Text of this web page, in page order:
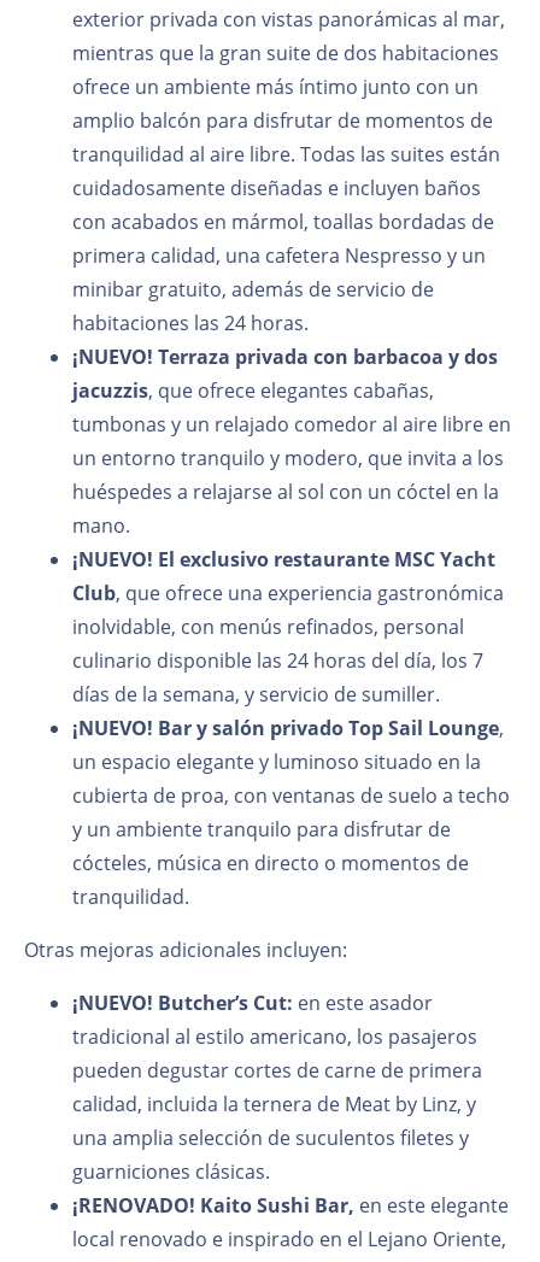
exterior privada con vistas panorámicas al mar,
mientras que la gran suite de dos habitaciones
ofrece un ambiente más íntimo junto con un
amplio balcón para disfrutar de momentos de
tranquilidad al aire libre. Todas las suites están
cuidadosamente diseñadas e incluyen baños
con acabados en mármol, toallas bordadas de
primera calidad, una cafetera Nespresso y un
minibar gratuito, además de servicio de
habitaciones las 24 horas.
¡NUEVO! Terraza privada con barbacoa y dos
jacuzzis, que ofrece elegantes cabañas,
tumbonas y un relajado comedor al aire libre en
un entorno tranquilo y modero, que invita a los
huéspedes a relajarse al sol con un cóctel en la
mano.
¡NUEVO! El exclusivo restaurante MSC Yacht
Club, que ofrece una experiencia gastronómica
inolvidable, con menús refinados, personal
culinario disponible las 24 horas del día, los 7
días de la semana, y servicio de sumiller.
¡NUEVO! Bar y salón privado Top Sail Lounge,
un espacio elegante y luminoso situado en la
cubierta de proa, con ventanas de suelo a techo
y un ambiente tranquilo para disfrutar de
cócteles, música en directo o momentos de
tranquilidad.
Otras mejoras adicionales incluyen:
¡NUEVO! Butcher’s Cut: en este asador
tradicional al estilo americano, los pasajeros
pueden degustar cortes de carne de primera
calidad, incluida la ternera de Meat by Linz, y
una amplia selección de suculentos filetes y
guarniciones clásicas.
¡RENOVADO! Kaito Sushi Bar, en este elegante
local renovado e inspirado en el Lejano Oriente,